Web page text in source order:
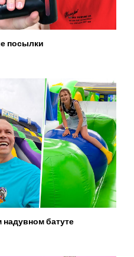
посылки
батуте